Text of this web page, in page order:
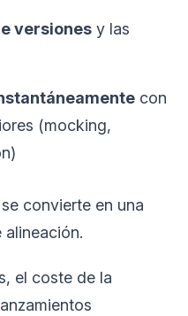
versiones y las
con
(mocking,
convierte en una
el coste de la